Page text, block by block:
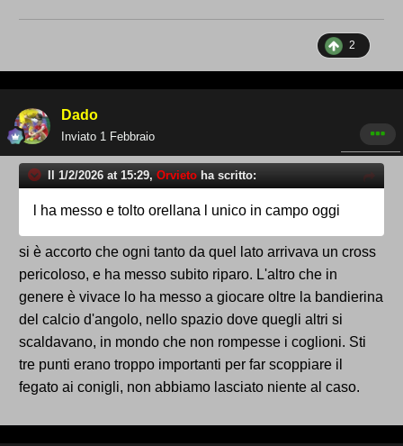
2
Dado
Inviato 1 Febbraio
Il 1/2/2026 at 15:29, Orvieto ha scritto:
l ha messo e tolto orellana l unico in campo oggi
si è accorto che ogni tanto da quel lato arrivava un cross
pericoloso, e ha messo subito riparo. L'altro che in
genere è vivace lo ha messo a giocare oltre la bandierina
del calcio d'angolo, nello spazio dove quegli altri si
scaldavano, in mondo che non rompesse i coglioni. Sti
tre punti erano troppo importanti per far scoppiare il
fegato ai conigli, non abbiamo lasciato niente al caso.